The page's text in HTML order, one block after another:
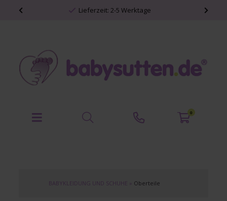
Lieferzeit: 2-5 Werktage
0
BABYKLEIDUNG UND SCHUHE Oberteile